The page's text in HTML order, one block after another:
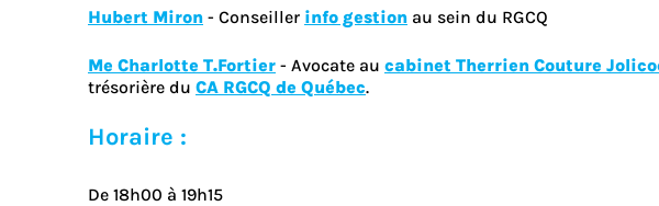
Hubert Miron - Conseiller info gestion au sein du RGCQ
Me Charlotte T.Fortier - Avocate au cabinet Therrien Couture
trésorière du CA RGCQ de Québec.
Horaire :
De 18h00 à 19h15